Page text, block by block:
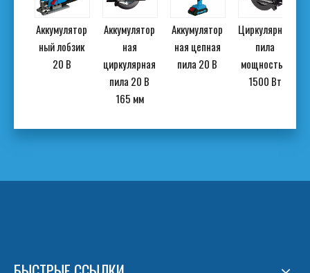
Аккумулятор
ный лобзик
20 В
Аккумулятор
ная
циркулярная
пила 20 В
165 мм
Аккумулятор
ная цепная
пила 20 В
Циркулярная
пила
мощностью
1500 Вт